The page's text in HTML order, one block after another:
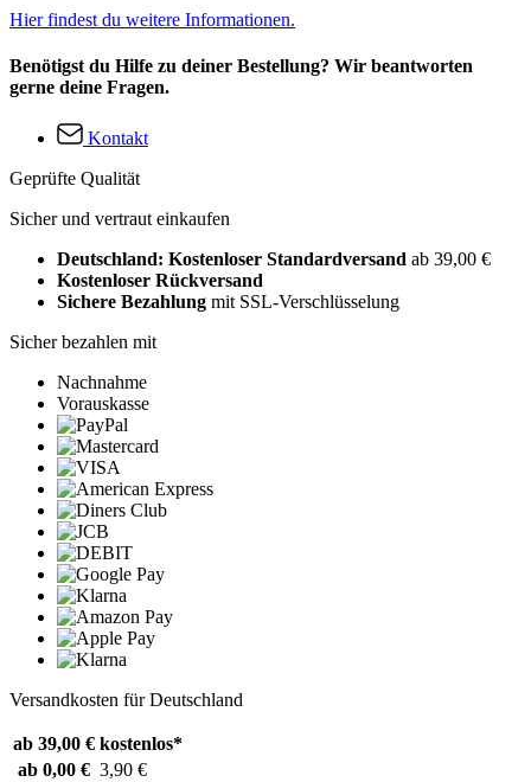
Hier findest du weitere Informationen.
Benötigst du Hilfe zu deiner Bestellung? Wir beantworten
gerne deine Fragen.
Kontakt
Geprüfte Qualität
Sicher und vertraut einkaufen
Deutschland: Kostenloser Standardversand ab 39,00 €
Kostenloser Rückversand
Sichere Bezahlung mit SSL-Verschlüsselung
Sicher bezahlen mit
Nachnahme
Vorauskasse
Versandkosten für Deutschland
ab 39,00 € kostenlos*
ab 0,00 € 3,90 €